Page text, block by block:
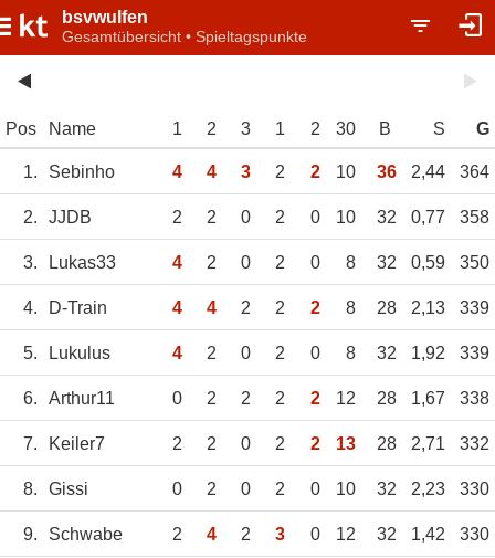
bsvwulfen
Gesamtübersicht • Spieltagspunkte
Pos Name 1 2 3 1 2 30 B S G
1. Sebinho 4 4 3 2 2 10 36 2,44 364
2. JJDB 2 2 0 2 0 10 32 0,77 358
3. Lukas33 4 2 0 2 0 8 32 0,59 350
4. D-Train 4 4 2 2 2 8 28 2,13 339
5. Lukulus 4 2 0 2 0 8 32 1,92 339
6. Arthur11 0 2 2 2 2 12 28 1,67 338
7. Keiler7 2 2 0 2 2 13 28 2,71 332
8. Gissi 0 2 0 2 0 10 32 2,23 330
9. Schwabe 2 4 2 3 0 12 32 1,42 330